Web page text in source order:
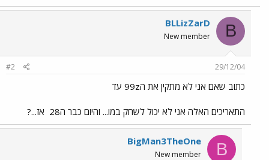
B
BLLizZarD
New member
29/12/04
#2
כתוב שאם אני לא מתקין את ה99z עד
התאריכים האלה אני לא יכול לשחק במו... והיום כבר ה28 אז...?
B
BigMan3TheOne
New member